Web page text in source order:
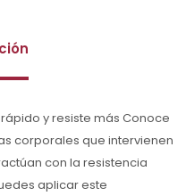
y resiste más Conoce
corporales que intervienen
con la resistencia
aplicar este